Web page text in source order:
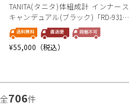
TANITA(タニタ)体組成計 インナース
キャンデュアル(ブラック)「RD-931-B
K」＜リゾートトラストセレクション
＞
¥55,000（税込）
全706件